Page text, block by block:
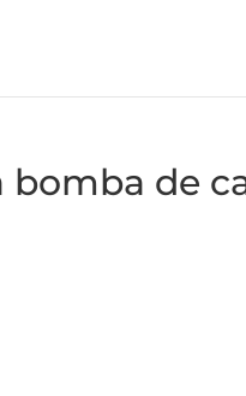
bomba de